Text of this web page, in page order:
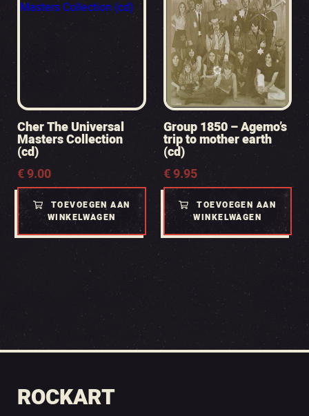
Cher The Universal
Masters Collection
(cd)
€9.00
TOEVOEGEN AAN
WINKELWAGEN
Group 1850 – Agemo’s
trip to mother earth
(cd)
€9.95
TOEVOEGEN AAN
WINKELWAGEN
ROCKART